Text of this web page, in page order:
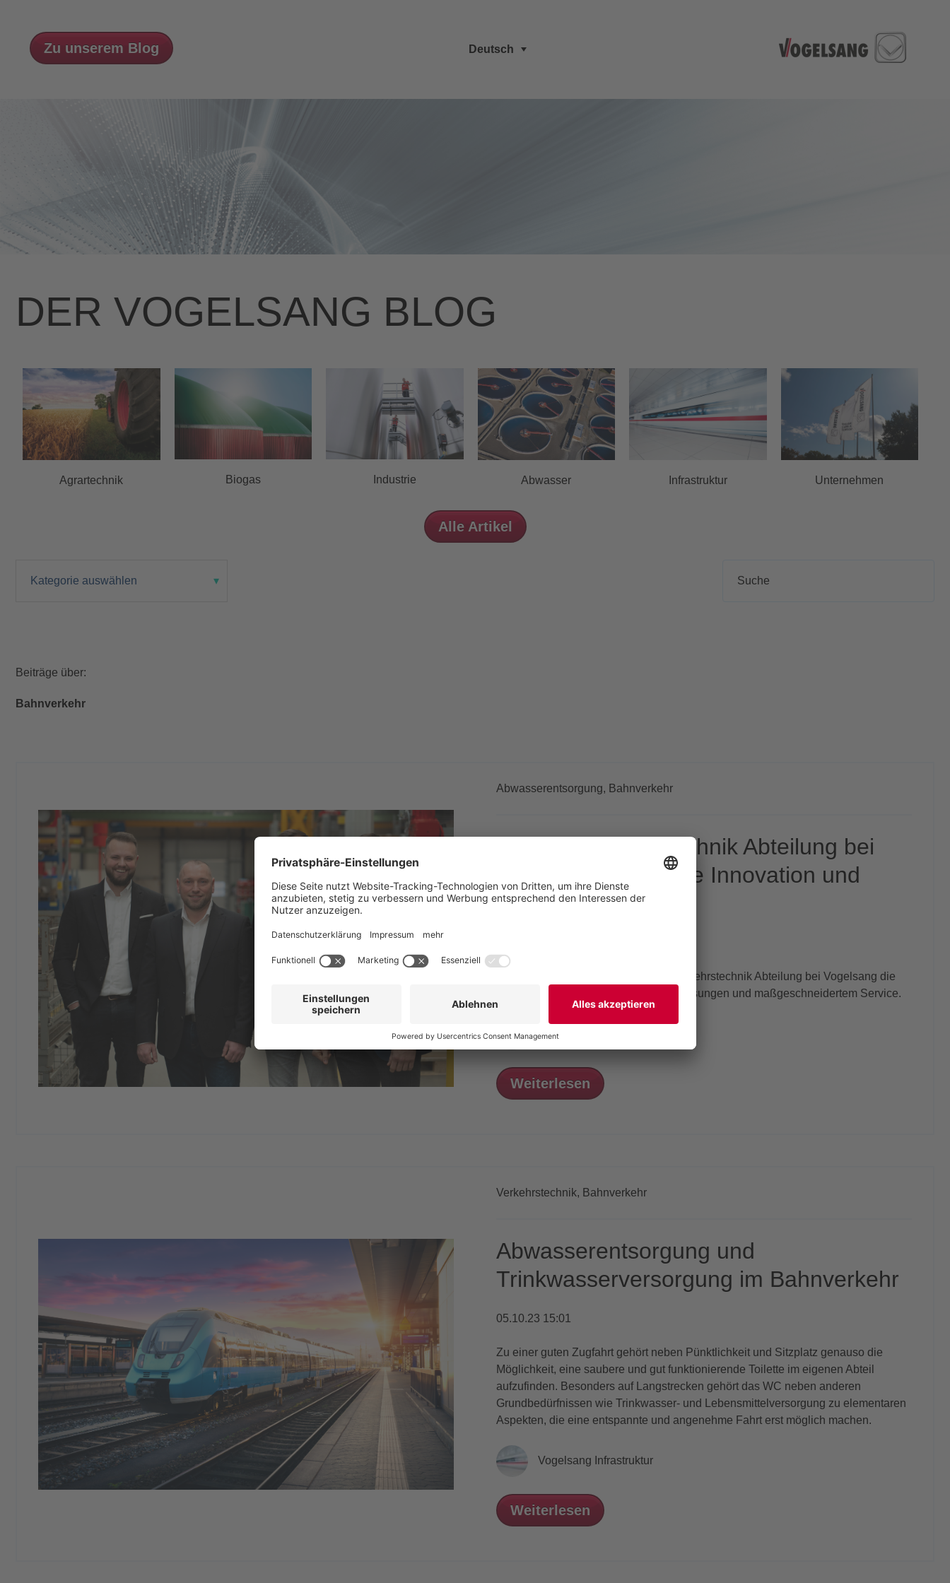
Zu unserem Blog Deutsch
DER VOGELSANG BLOG
Agrartechnik Biogas Industrie Abwasser Infrastruktur Unternehmen
Alle Artikel
Beiträge über:
Bahnverkehr
Abwasserentsorgung, Bahnverkehr
Unsere Verkehrstechnik Abteilung bei
Vogelsang: 30 Jahre Innovation und
Erfolg
Seit drei Jahrzehnten prägt unsere Verkehrstechnik Abteilung bei Vogelsang die
Zukunft der Mobilität mit innovativen Lösungen und maßgeschneidertem Service.
Vogelsang Infrastruktur
Weiterlesen
Verkehrstechnik, Bahnverkehr
Abwasserentsorgung und
Trinkwasserversorgung im Bahnverkehr
05.10.23 15:01
Zu einer guten Zugfahrt gehört neben Pünktlichkeit und Sitzplatz genauso die
Möglichkeit, eine saubere und gut funktionierende Toilette im eigenen Abteil
aufzufinden. Besonders auf Langstrecken gehört das WC neben anderen
Grundbedürfnissen wie Trinkwasser- und Lebensmittelversorgung zu elementaren
Aspekten, die eine entspannte und angenehme Fahrt erst möglich machen.
Vogelsang Infrastruktur
Weiterlesen